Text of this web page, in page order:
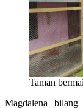
Taman
Magdalena